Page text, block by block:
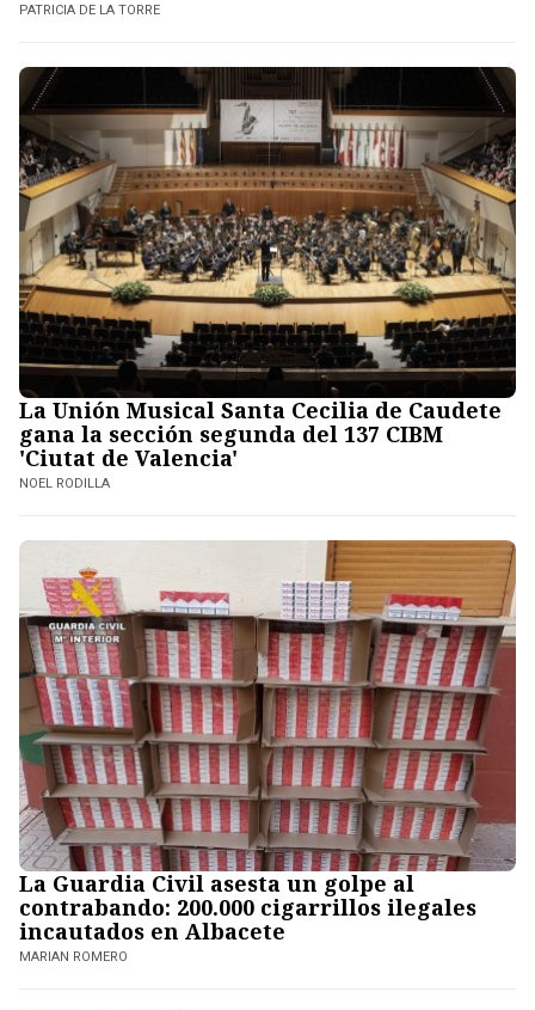
PATRICIA DE LA TORRE
La Unión Musical Santa Cecilia de Caudete
gana la sección segunda del 137 CIBM
'Ciutat de Valencia'
NOEL RODILLA
La Guardia Civil asesta un golpe al
contrabando: 200.000 cigarrillos ilegales
incautados en Albacete
MARIAN ROMERO